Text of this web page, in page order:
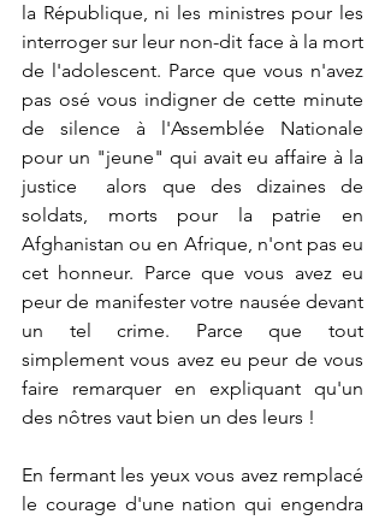
la République, ni les ministres pour les
interroger sur leur non-dit face à la mort
de l'adolescent. Parce que vous n'avez
pas osé vous indigner de cette minute
de silence à l'Assemblée Nationale
pour un "jeune" qui avait eu affaire à la
justice  alors que des dizaines de
soldats, morts pour la patrie en
Afghanistan ou en Afrique, n'ont pas eu
cet honneur. Parce que vous avez eu
peur de manifester votre nausée devant
un tel crime. Parce que tout
simplement vous avez eu peur de vous
faire remarquer en expliquant qu'un
des nôtres vaut bien un des leurs !
En fermant les yeux vous avez remplacé
le courage d'une nation qui engendra